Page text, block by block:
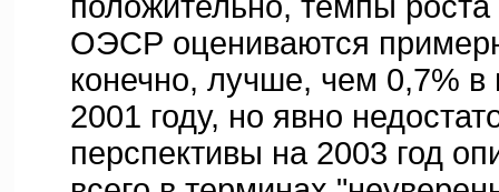
ОЭСР оцениваются
конечно, лучше, чем 0,7%
2001 году, но явно
перспективы на 2003 год